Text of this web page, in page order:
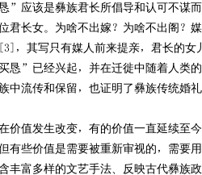
应该是彝族君长所倡导和认可不谋
君长女。为啥不出嫁？为啥不出阁？
，其写只有媒人前来提亲，君长的女
恳”已经兴起，并在迁徙中随着人类
中流传和保留，也证明了彝族传统婚礼
发生改变，有的价值一直延续至今
有些价值是需要被重新审视的，需要
丰富多样的文艺手法、反映古代彝族